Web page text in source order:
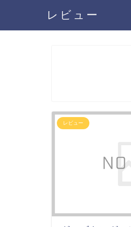
レビュー
レビュー